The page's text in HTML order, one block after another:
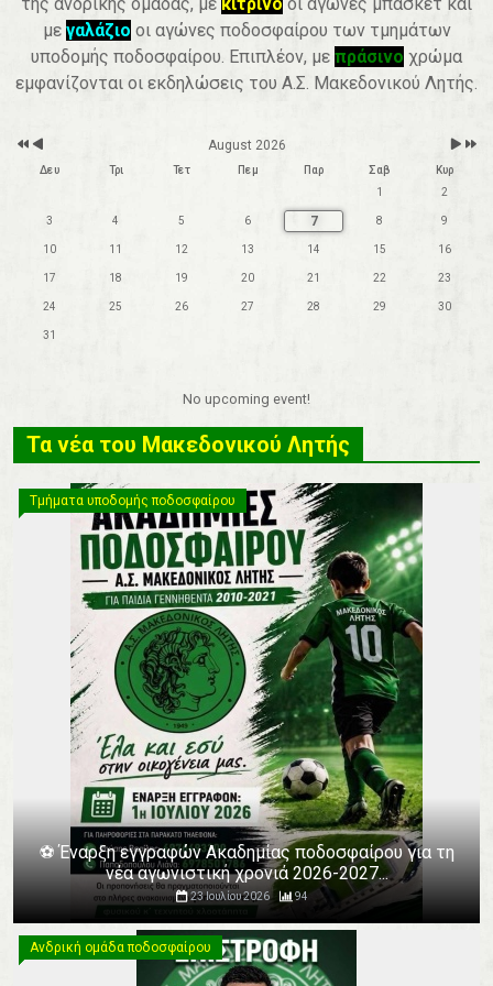
με γαλάζιο οι αγώνες ποδοσφαίρου των τμημάτων
υποδομής ποδοσφαίρου. Επιπλέον, με πράσινο χρώμα
εμφανίζονται οι εκδηλώσεις του Α.Σ. Μακεδονικού Λητής.
t
August 2026
Δευ Τρι Τετ Πεμ Παρ Σαβ
Κυρ
1
2
3 4 5 6 7 8 9
10 11 12 13 14 15 16
17 18 19 20 21 22 23
24 25 26 27 28 29 30
31
No upcoming event!
Τα νέα του Μακεδονικού Λητής
Τμήματα υποδομής ποδοσφαίρου
⚽️ Έναρξη εγγραφών Ακαδημίας ποδοσφαίρου για τη
νέα αγωνιστική χρονιά 2026-2027...
23 Ιουλίου 2026 94
Ανδρική ομάδα ποδοσφαίρου
Ανδρική ομάδα ποδοσφαίρου